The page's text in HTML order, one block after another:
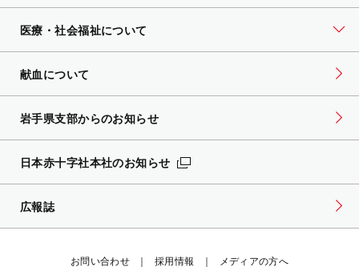
医療・社会福祉について
献血について
岩手県支部からのお知らせ
日本赤十字社本社のお知らせ
広報誌
お問い合わせ 採用情報 メディアの方へ